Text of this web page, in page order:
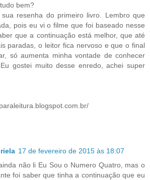
bem?
resenha do primeiro livro. Lembro que
pois eu vi o filme que foi baseado nesse
que a continuação está melhor, que até
paradas, o leitor fica nervoso e que o final
só aumenta minha vontade de conhecer
gostei muito desse enredo, achei super
17 de fevereiro de 2015 às 18:07
não li Eu Sou o Numero Quatro, mas o
foi saber que tinha a continuação que eu